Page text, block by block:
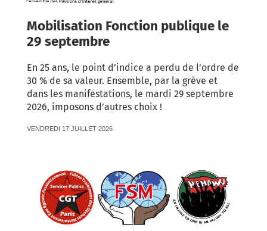
Mobilisation Fonction publique le
29 septembre
En 25 ans, le point d’indice a perdu de l’ordre de
30 % de sa valeur. Ensemble, par la grève et
dans les manifestations, le mardi 29 septembre
2026, imposons d’autres choix !
VENDREDI 17 JUILLET 2026